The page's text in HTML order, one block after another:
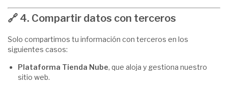
🔗 4. Compartir datos con terceros
Solo compartimos tu información con terceros en los
siguientes casos:
Plataforma Tienda Nube, que aloja y gestiona nuestro
sitio web.